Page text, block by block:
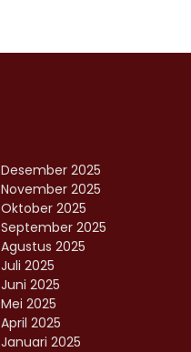
Desember 2025
November 2025
Oktober 2025
September 2025
Agustus 2025
Juli 2025
Juni 2025
Mei 2025
April 2025
Januari 2025